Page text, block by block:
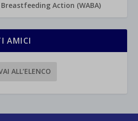
Action (WABA)
AMICI
ALL’ELENCO